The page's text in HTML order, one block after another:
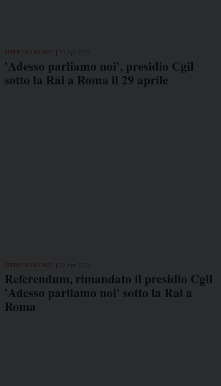
REFERENDUM 2025
'Adesso parliamo noi', presidio Cgil
sotto la Rai a Roma il 29 aprile
REFERENDUM 2025
Referendum, rimandato il presidio Cgil
'Adesso parliamo noi' sotto la Rai a
Roma